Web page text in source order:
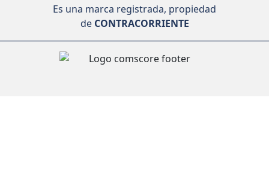
Es una marca registrada, propiedad
deCONTRACORRIENTE